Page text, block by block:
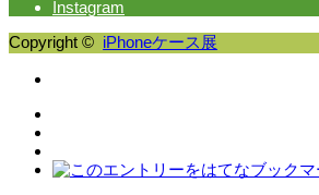
Instagram
Copyright © iPhoneケース展